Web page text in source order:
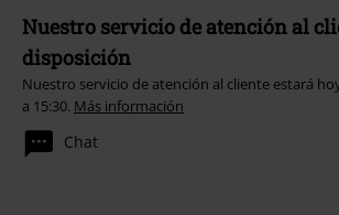
Nuestro servicio de atención al
disposición
Nuestro servicio de atención al cliente estará
a 15:30. Más información
Chat